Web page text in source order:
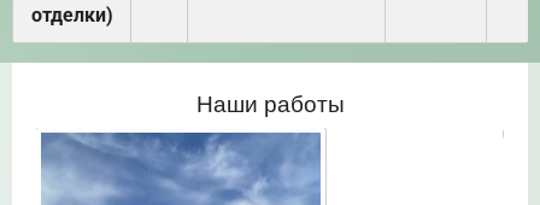
отделки)
Наши работы